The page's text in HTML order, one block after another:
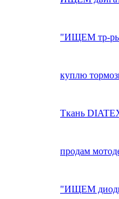
"ИЩЕМ тр-ры,
куплю
Ткань
продам
"ИЩЕМ диоды